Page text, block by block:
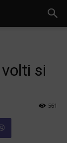
si
561